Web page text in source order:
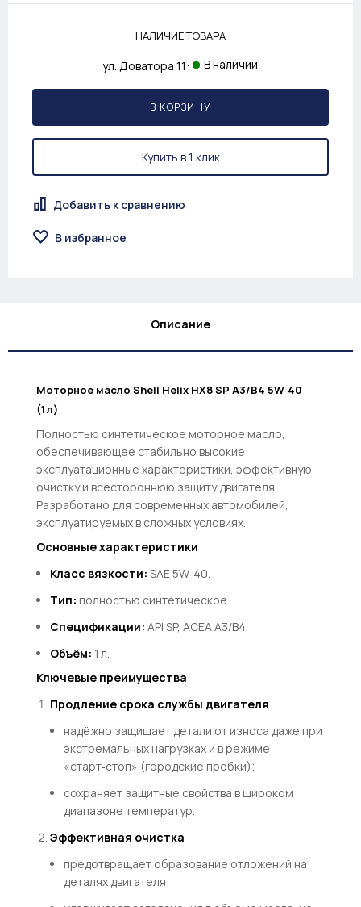
НАЛИЧИЕ ТОВАРА
ул. Доватора 11: В наличии
В КОРЗИНУ
Купить в 1 клик
Добавить к сравнению
В избранное
Описание
Моторное масло Shell Helix HX8 SP A3/B4 5W‑40
(1 л)
Полностью синтетическое моторное масло,
обеспечивающее стабильно высокие
эксплуатационные характеристики, эффективную
очистку и всестороннюю защиту двигателя.
Разработано для современных автомобилей,
эксплуатируемых в сложных условиях.
Основные характеристики
Класс вязкости: SAE5W‑40.
Тип: полностью синтетическое.
Спецификации: API SP, ACEAA3/B4.
Объём: 1 л.
Ключевые преимущества
Продление срока службы двигателя
надёжно защищает детали от износа даже при
экстремальных нагрузках и в режиме
«старт‑стоп» (городские пробки);
сохраняет защитные свойства в широком
диапазоне температур.
Эффективная очистка
предотвращает образование отложений на
деталях двигателя;